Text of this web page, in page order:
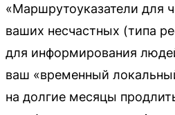
«Маршрутоуказатели для
ваших несчастных (типа
для информирования
ваш «временный
на долгие месяцы